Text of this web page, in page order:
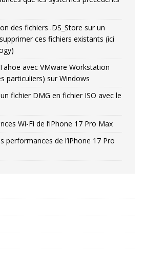
des fichiers .DS_Store sur un
ces fichiers existants (ici
avec VMware Workstation
particuliers) sur Windows
fichier DMG en fichier ISO avec le
Wi-Fi de l’iPhone 17 Pro Max
performances de l’iPhone 17 Pro